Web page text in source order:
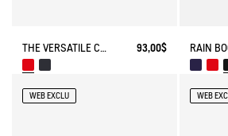
THE VERSATILE CHILDREN'S APRÈS-SKI BOOT 93,00$
WEB EXCLU WEB